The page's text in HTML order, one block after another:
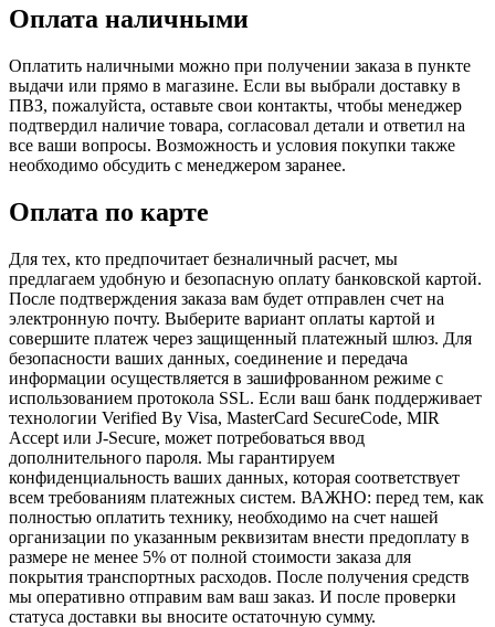
Оплата наличными
Оплатить наличными можно при получении заказа в пункте
выдачи или прямо в магазине. Если вы выбрали доставку в
ПВЗ, пожалуйста, оставьте свои контакты, чтобы менеджер
подтвердил наличие товара, согласовал детали и ответил на
все ваши вопросы. Возможность и условия покупки также
необходимо обсудить с менеджером заранее.
Оплата по карте
Для тех, кто предпочитает безналичный расчет, мы
предлагаем удобную и безопасную оплату банковской картой.
После подтверждения заказа вам будет отправлен счет на
электронную почту. Выберите вариант оплаты картой и
совершите платеж через защищенный платежный шлюз. Для
безопасности ваших данных, соединение и передача
информации осуществляется в зашифрованном режиме с
использованием протокола SSL. Если ваш банк поддерживает
технологии Verified By Visa, MasterCard SecureCode, MIR
Accept или J-Secure, может потребоваться ввод
дополнительного пароля. Мы гарантируем
конфиденциальность ваших данных, которая соответствует
всем требованиям платежных систем. ВАЖНО: перед тем, как
полностью оплатить технику, необходимо на счет нашей
организации по указанным реквизитам внести предоплату в
размере не менее 5% от полной стоимости заказа для
покрытия транспортных расходов. После получения средств
мы оперативно отправим вам ваш заказ. И после проверки
статуса доставки вы вносите остаточную сумму.